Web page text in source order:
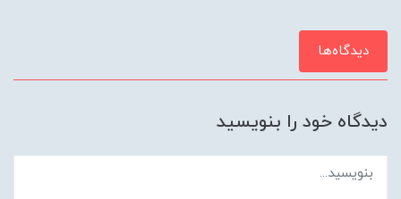
دیدگاه‌ها
دیدگاه خود را بنویسید